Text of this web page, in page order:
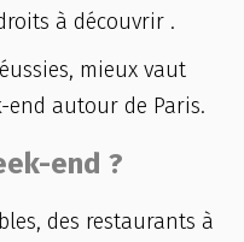
à découvrir .
mieux vaut
end autour de Paris.
end ?
des restaurants à